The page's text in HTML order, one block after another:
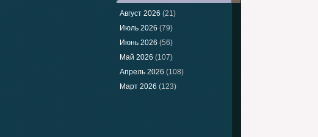
Август 2026 (21)
Июль 2026 (79)
Июнь 2026 (56)
Май 2026 (107)
Апрель 2026 (108)
Март 2026 (123)